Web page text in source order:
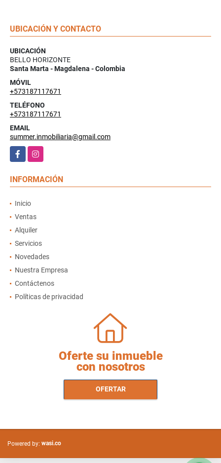
UBICACIÓN Y CONTACTO
UBICACIÓN
BELLO HORIZONTE
Santa Marta - Magdalena - Colombia
MÓVIL
+573187117671
TELÉFONO
+573187117671
EMAIL
summer.inmobiliaria@gmail.com
FacebookInstagram
INFORMACIÓN
Inicio
Ventas
Alquiler
Servicios
Novedades
Nuestra Empresa
Contáctenos
Políticas de privacidad
Oferte su inmueble
con nosotros
OFERTAR
Powered by: wasi.co